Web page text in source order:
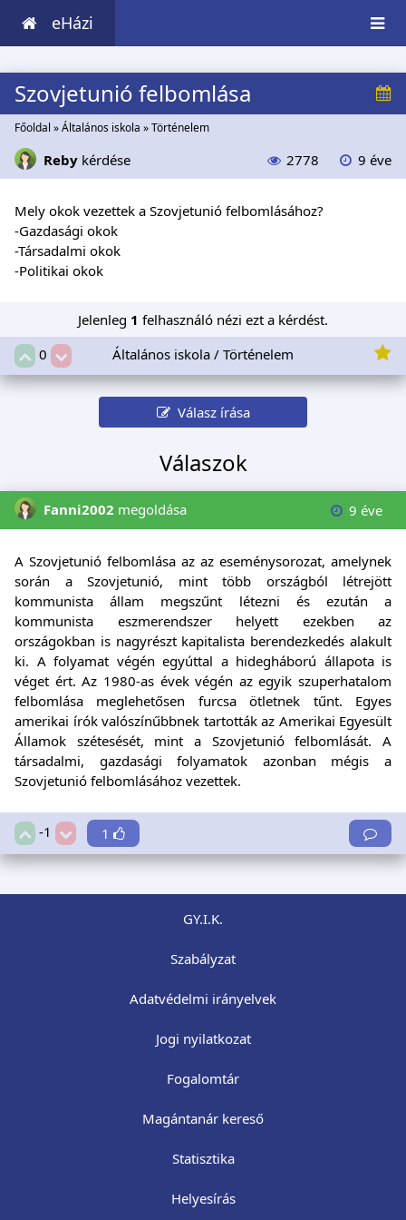
eHázi
Szovjetunió felbomlása
Főoldal »Általános iskola »Történelem
Reby kérdése 2778 9 éve
Mely okok vezettek a Szovjetunió felbomlásához?
-Gazdasági okok
-Társadalmi okok
-Politikai okok
Jelenleg 1 felhasználó nézi ezt a kérdést.
0
Általános iskola / Történelem
Válasz írása
Válaszok
Fanni2002 megoldása 9 éve
A Szovjetunió felbomlása az az eseménysorozat, amelynek
során a Szovjetunió, mint több országból létrejött
kommunista állam megszűnt létezni és ezután a
kommunista eszmerendszer helyett ezekben az
országokban is nagyrészt kapitalista berendezkedés alakult
ki. A folyamat végén egyúttal a hidegháború állapota is
véget ért. Az 1980-as évek végén az egyik szuperhatalom
felbomlása meglehetősen furcsa ötletnek tűnt. Egyes
amerikai írók valószínűbbnek tartották az Amerikai Egyesült
Államok szétesését, mint a Szovjetunió felbomlását. A
társadalmi, gazdasági folyamatok azonban mégis a
Szovjetunió felbomlásához vezettek.
-1 1
GY.I.K.
Szabályzat
Adatvédelmi irányelvek
Jogi nyilatkozat
Fogalomtár
Magántanár kereső
Statisztika
Helyesírás